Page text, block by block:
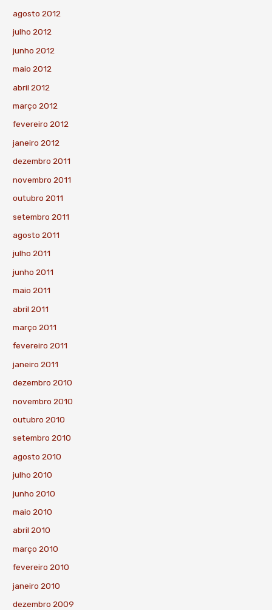
agosto 2012
julho 2012
junho 2012
maio 2012
abril 2012
março 2012
fevereiro 2012
janeiro 2012
dezembro 2011
novembro 2011
outubro 2011
setembro 2011
agosto 2011
julho 2011
junho 2011
maio 2011
abril 2011
março 2011
fevereiro 2011
janeiro 2011
dezembro 2010
novembro 2010
outubro 2010
setembro 2010
agosto 2010
julho 2010
junho 2010
maio 2010
abril 2010
março 2010
fevereiro 2010
janeiro 2010
dezembro 2009